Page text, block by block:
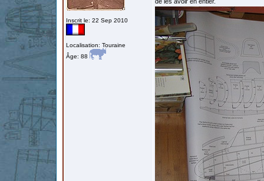
Inscrit le: 22 Sep 2010
Localisation: Touraine
Âge: 88